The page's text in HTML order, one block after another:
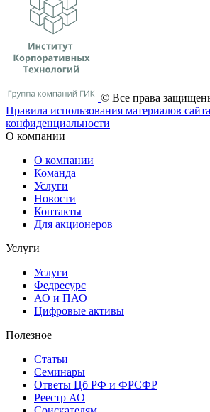
© Все права
Правила использования материалов сайта
конфиденциальности
О компании
О компании
Команда
Услуги
Новости
Контакты
Для акционеров
Услуги
Услуги
Федресурс
АО и ПАО
Цифровые активы
Полезное
Статьи
Cеминары
Ответы Цб РФ и ФРСФР
Реестр АО